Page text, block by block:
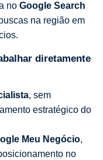
no Google Search
na região em
diretamente
, sem
estratégico do
Meu Negócio,
no